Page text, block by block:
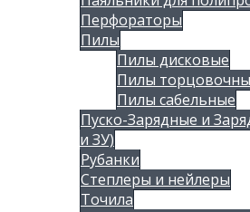
Перфораторы
Пилы
Пилы дисковые
Пилы
Пилы сабельные
Пуско-Зарядные и
и ЗУ)
Рубанки
Степлеры и нейлеры
Точила